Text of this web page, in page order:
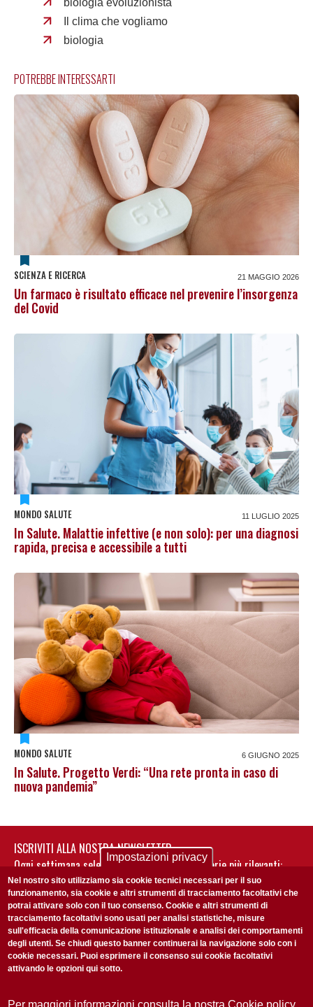
biologia evoluzionista
Il clima che vogliamo
biologia
POTREBBE INTERESSARTI
SCIENZA E RICERCA 21 MAGGIO 2026
Un farmaco è risultato efficace nel prevenire l’insorgenza
del Covid
MONDO SALUTE 11 LUGLIO 2025
In Salute. Malattie infettive (e non solo): per una diagnosi
rapida, precisa e accessibile a tutti
MONDO SALUTE 6 GIUGNO 2025
In Salute. Progetto Verdi: “Una rete pronta in caso di
nuova pandemia”
ISCRIVITI ALLA NOSTRA NEWSLETTER
Ogni settimana selezioniamo per te nostre storie più rilevanti:
non perderti gli aggiornamenti della nostra newsletter
Accetto laPrivacy Policy
Impostazioni privacy
Nel nostro sito utilizziamo sia cookie tecnici necessari per il suo
funzionamento, sia cookie e altri strumenti di tracciamento facoltativi che
potrai attivare solo con il tuo consenso. Cookie e altri strumenti di
tracciamento facoltativi sono usati per analisi statistiche, misure
sull'efficacia della comunicazione istituzionale e analisi dei comportamenti
degli utenti. Se chiudi questo banner continuerai la navigazione solo con i
cookie necessari. Puoi esprimere il consenso sui cookie facoltativi
attivando le opzioni qui sotto.
Per maggiori informazioni consulta la nostra Cookie policy.